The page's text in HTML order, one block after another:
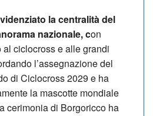
la centralità del
nazionale, con
ciclocross e alle grandi
l’assegnazione del
di Ciclocross 2029 e ha
la mascotte mondiale
cerimonia di Borgoricco ha